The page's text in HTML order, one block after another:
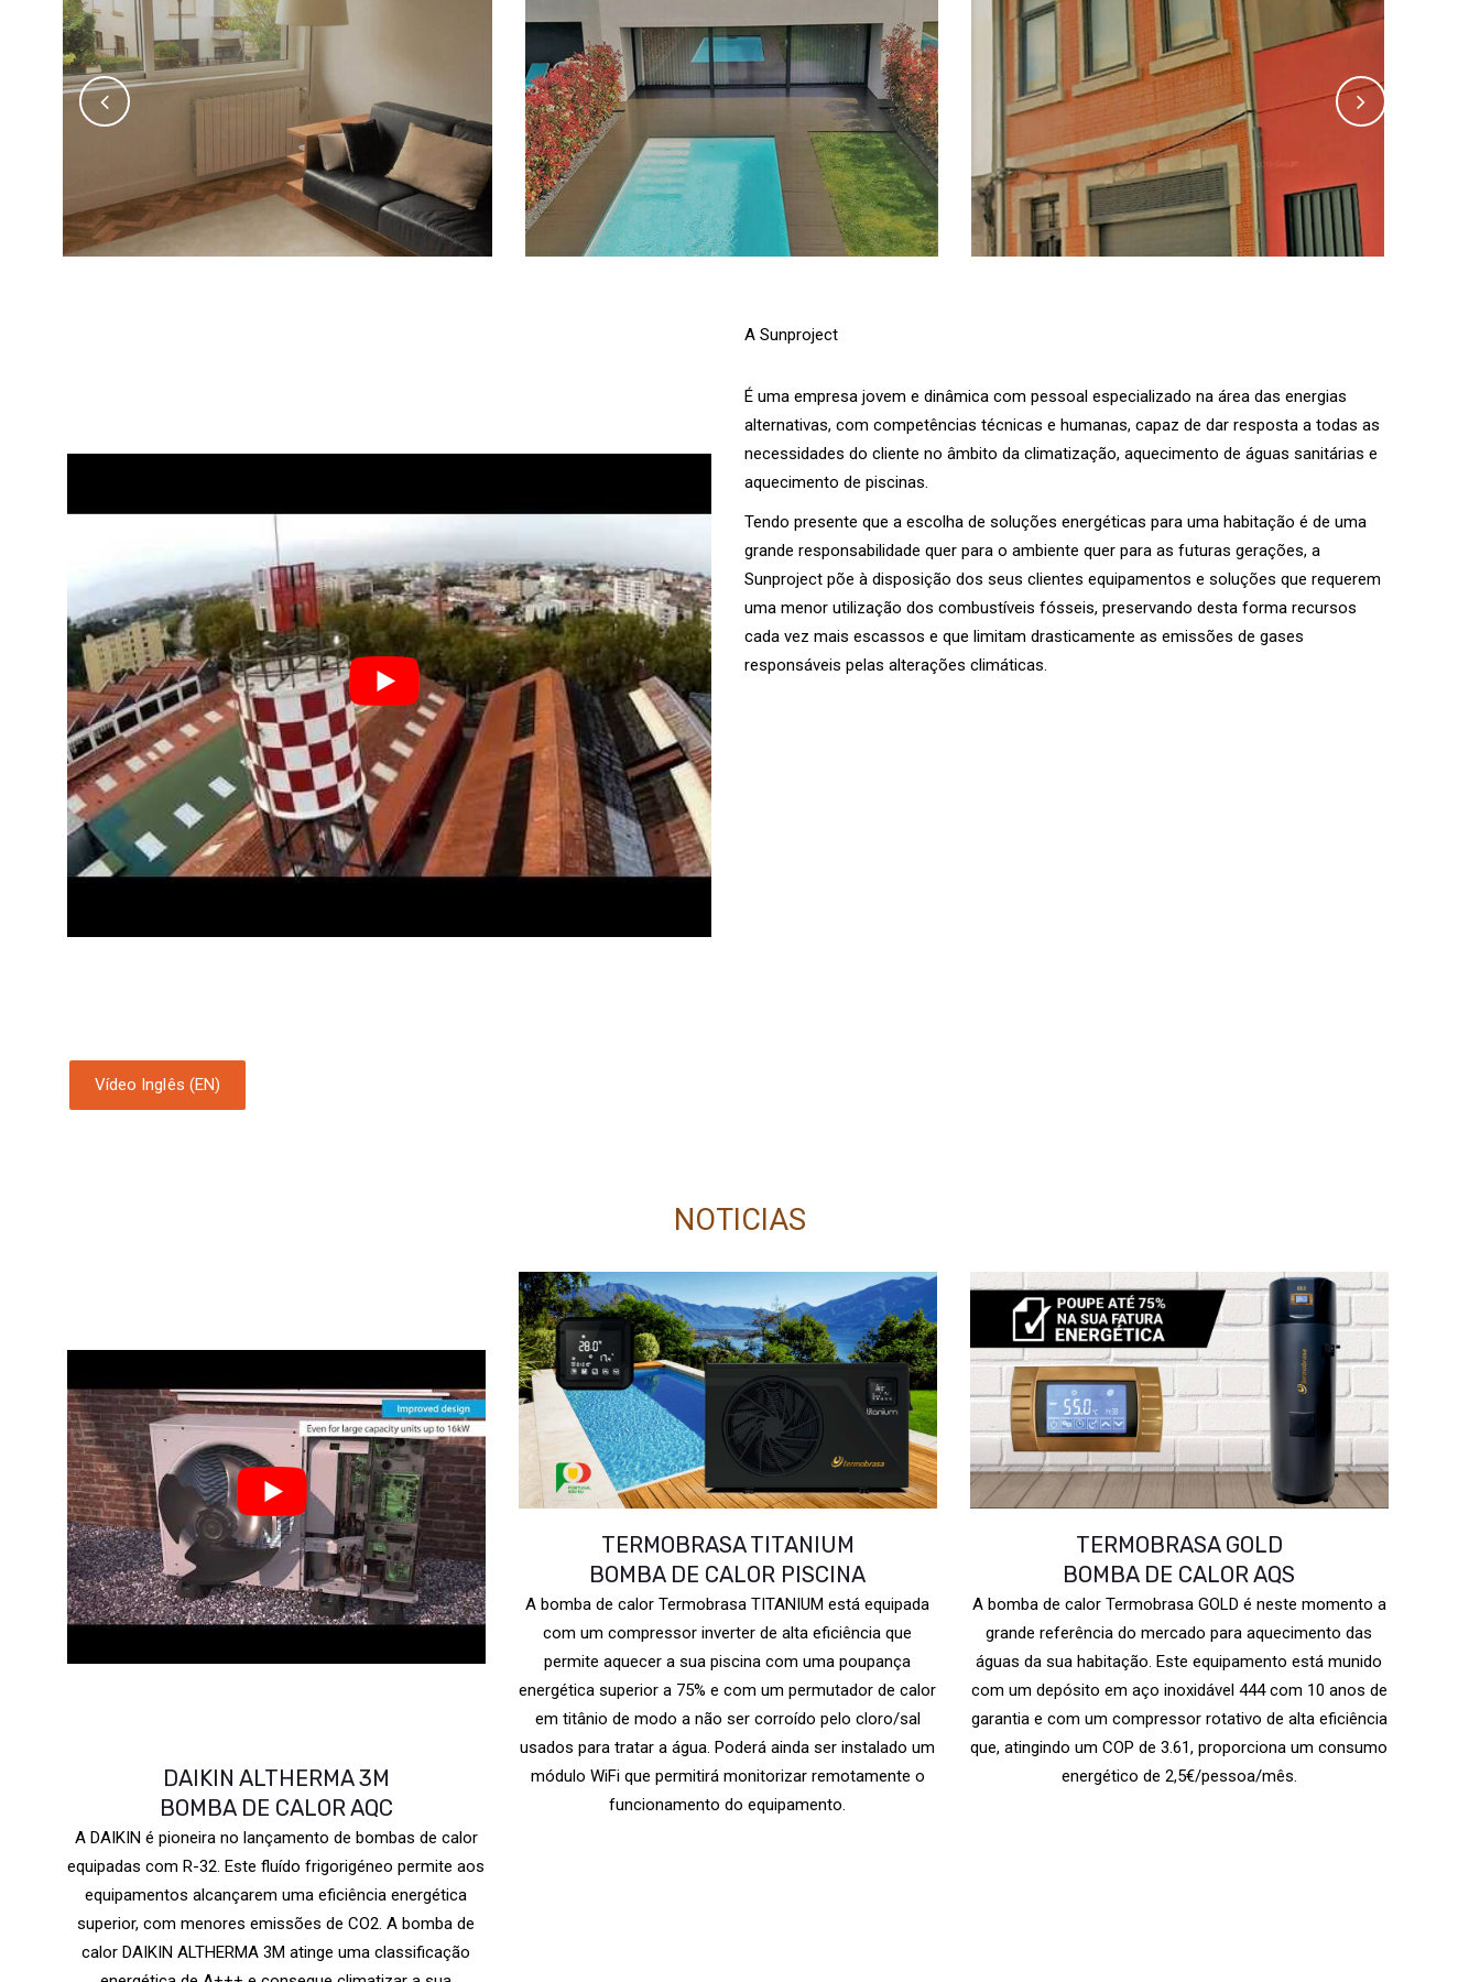
Vídeo Inglês (EN)
A Sunproject
É uma empresa jovem e dinâmica com pessoal especializado na área das energias
alternativas, com competências técnicas e humanas, capaz de dar resposta a todas as
necessidades do cliente no âmbito da climatização, aquecimento de águas sanitárias e
aquecimento de piscinas.
Tendo presente que a escolha de soluções energéticas para uma habitação é de uma
grande responsabilidade quer para o ambiente quer para as futuras gerações, a
Sunproject põe à disposição dos seus clientes equipamentos e soluções que requerem
uma menor utilização dos combustíveis fósseis, preservando desta forma recursos
cada vez mais escassos e que limitam drasticamente as emissões de gases
responsáveis pelas alterações climáticas.
NOTICIAS
DAIKIN ALTHERMA 3M
BOMBA DE CALOR AQC
A DAIKIN é pioneira no lançamento de bombas de calor
equipadas com R-32. Este fluído frigorigéneo permite aos
equipamentos alcançarem uma eficiência energética
superior, com menores emissões de CO2. A bomba de
calor DAIKIN ALTHERMA 3M atinge uma classificação
TERMOBRASA TITANIUM
BOMBA DE CALOR PISCINA
A bomba de calor Termobrasa TITANIUM está equipada
com um compressor inverter de alta eficiência que
permite aquecer a sua piscina com uma poupança
energética superior a 75% e com um permutador de calor
em titânio de modo a não ser corroído pelo cloro/sal
usados para tratar a água. Poderá ainda ser instalado um
módulo WiFi que permitirá monitorizar remotamente o
funcionamento do equipamento.
TERMOBRASA GOLD
BOMBA DE CALOR AQS
A bomba de calor Termobrasa GOLD é neste momento a
grande referência do mercado para aquecimento das
águas da sua habitação. Este equipamento está munido
com um depósito em aço inoxidável 444 com 10 anos de
garantia e com um compressor rotativo de alta eficiência
que, atingindo um COP de 3.61, proporciona um consumo
energético de 2,5€/pessoa/mês.